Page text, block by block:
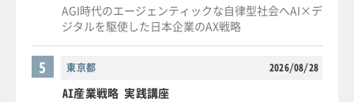
AGI時代のエージェンティックな自律型社会へAI×デ
ジタルを駆使した日本企業のAX戦略
東京都 2026/08/28
5
AI産業戦略 実践講座